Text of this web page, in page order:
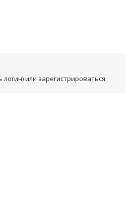
или зарегистрироваться.